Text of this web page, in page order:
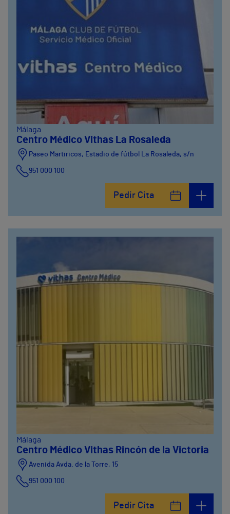
Málaga
Centro Médico Vithas La Rosaleda
Paseo Martiricos, Estadio de fútbol La Rosaleda, s/n
951 000 100
Pedir Cita
Málaga
Centro Médico Vithas Rincón de la Victoria
Avenida Avda. de la Torre, 15
951 000 100
Pedir Cita